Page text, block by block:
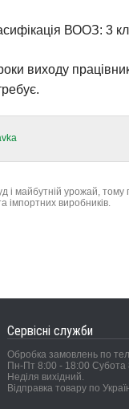
ВООЗ: 3
виходу
і майбутній урожай,
імпортних виробників.
Сервісні служби
Обробка замовлень по
Пн-Пт 8:00 - 18:00 Субота
Неділя вихідний.
Відправка товару по